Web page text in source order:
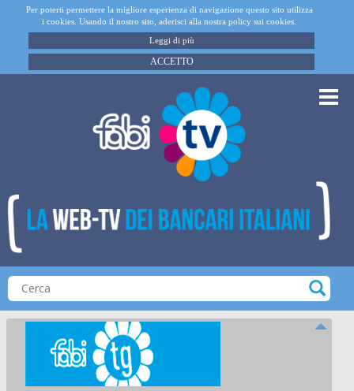
Per poterti permettere la migliore esperienza di navigazione questo sito utilizza
i cookies. Usando il nostro sito, aderisci alla nostra policy sui cookies.
Leggi di più
ACCETTO